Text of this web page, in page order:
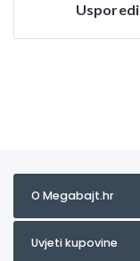
Usporedi
O Megabajt.hr
Uvjeti kupovine